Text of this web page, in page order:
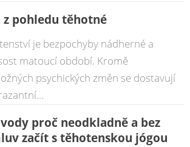
z pohledu těhotné
je bezpochyby nádherné a
matoucí období. Kromě
psychických změn se dostavují
proč neodkladně a bez
začít s těhotenskou jógou